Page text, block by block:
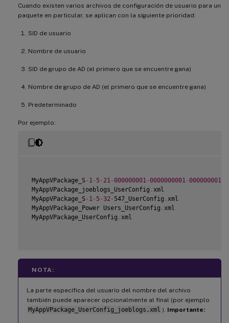
Cuando existen varios archivos de configuración de usuario para un
paquete en particular, se aplican con la siguiente prioridad:
SID de usuario
Nombre de usuario
SID de grupo de AD (el primero que se encuentre gana)
Nombre de grupo de AD (el primero que se encuentre gana)
Predeterminado
Por ejemplo:
MyAppVPackage_S- 1 - 5 - 21 -000000001 -0000000001 -000000001
MyAppVPackage_joeblogs_UserConfig . xml
MyAppVPackage_S- 1 - 5 - 32 - 547_UserConfig . xml
MyAppVPackage_Power Users_UserConfig . xml
MyAppVPackage_UserConfig . xml
NOTA:
La parte específica del usuario del nombre del archivo
también puede aparecer opcionalmente al final (por ejemplo
MyAppVPackage_UserConfig_joeblogs.xml ). Importante: